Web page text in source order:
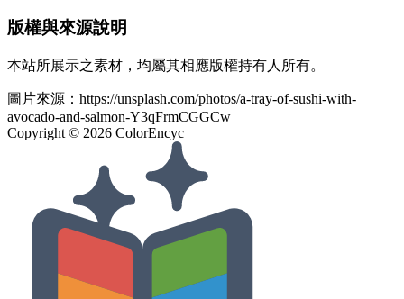
版權與來源說明
本站所展示之素材，均屬其相應版權持有人所有。
圖片來源： https://unsplash.com/photos/a-tray-of-sushi-with-
avocado-and-salmon-Y3qFrmCGGCw
Copyright © 2026 ColorEncyc